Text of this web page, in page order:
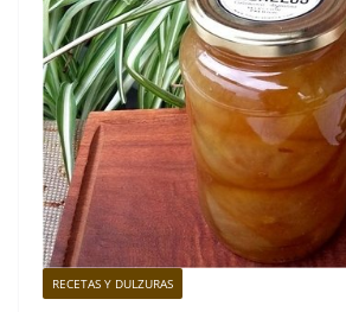
RECETAS Y DULZURAS